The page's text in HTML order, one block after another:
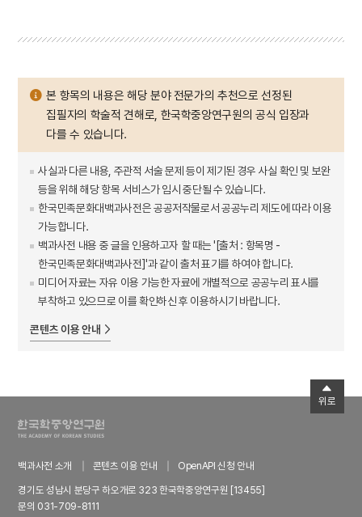
본 항목의 내용은 해당 분야 전문가의 추천으로 선정된
집필자의 학술적 견해로, 한국학중앙연구원의 공식 입장과
다를 수 있습니다.
사실과 다른 내용, 주관적 서술 문제 등이 제기된 경우 사실 확인 및 보완
등을 위해 해당 항목 서비스가 임시 중단될 수 있습니다.
한국민족문화대백과사전은 공공저작물로서 공공누리 제도에 따라 이용
가능합니다.
백과사전 내용 중 글을 인용하고자 할 때는 '[출처 : 항목명 -
한국민족문화대백과사전]'과 같이 출처 표기를 하여야 합니다.
미디어 자료는 자유 이용 가능한 자료에 개별적으로 공공누리 표시를
부착하고 있으므로 이를 확인하신 후 이용하시기 바랍니다.
콘텐츠 이용 안내
백과사전 소개 콘텐츠 이용 안내
OpenAPI 신청 안내
경기도 성남시 분당구 하오개로 323 한국학중앙연구원 [13455]
문의 031-709-8111
위로